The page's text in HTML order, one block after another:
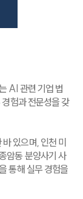
AI 관련 기업 법
험과 전문성을 갖
있으며, 인천 미
암동 분양사기 사
통해 실무 경험을